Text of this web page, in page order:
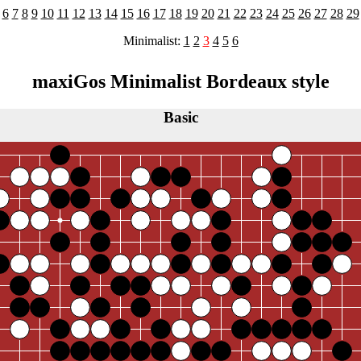
6 7 8 9 10 11 12 13 14 15 16 17 18 19 20 21 22 23 24 25 26 27 28 29
Minimalist: 1 2 3 4 5 6
maxiGos Minimalist Bordeaux style
Basic